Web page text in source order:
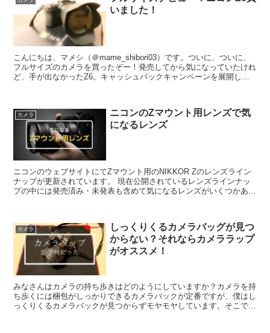
いました！
こんにちは、マメシ（＠mame_shibori03）です。ついに、ついに、
フルサイズのカメラを買ったぞー！発売してから気になっていたけれ
ど、手が出なかったZ6。キャッシュバックキャンペーンを展開して
カメラ
ニコンのZマウント用レンズで気
になるレンズ
ニコンのウェブサイトにてZマウント用のNIKKOR Zのレンズライン
ナップが更新されています。 現在公開されているレンズラインナッ
プの中には発売済み・未発表も含めて気になるレンズがいくつかあり
カメラ
しっくりくるカメラバッグが見つ
からない？それならカメララップ
がオススメ！
みなさんはカメラの持ち歩きはどのようにしていますか？カメラを持
ち歩くには梱包がしっかりできるカメラバックが定番ですが、僕はし
っくりくるカメラバックが見つからずモヤモヤしています。そこで欲